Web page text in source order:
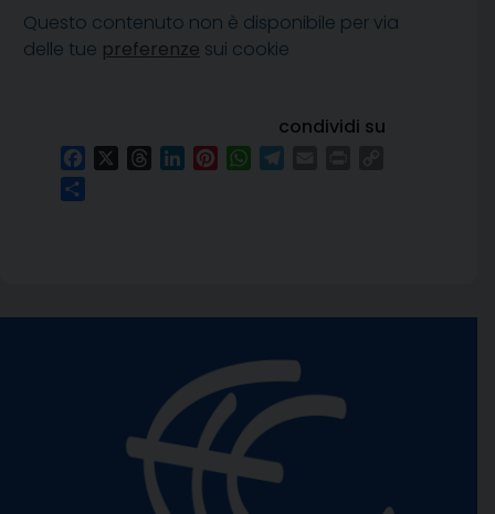
Questo contenuto non è disponibile per via
delle tue preferenze sui cookie
condividi su
FacebookThreadsLinkedInPinterestWhatsApp